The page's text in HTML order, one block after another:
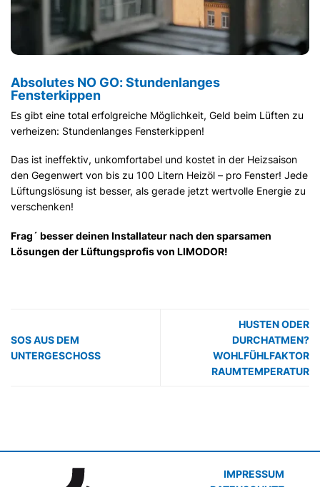
Absolutes NO GO: Stundenlanges
Fensterkippen
Es gibt eine total erfolgreiche Möglichkeit, Geld beim Lüften zu
verheizen: Stundenlanges Fensterkippen!
Das ist ineffektiv, unkomfortabel und kostet in der Heizsaison
den Gegenwert von bis zu 100 Litern Heizöl – pro Fenster! Jede
Lüftungslösung ist besser, als gerade jetzt wertvolle Energie zu
verschenken!
Frag´ besser deinen Installateur nach den sparsamen
Lösungen der Lüftungsprofis von LIMODOR!
SOS AUS DEM
UNTERGESCHOSS
HUSTEN ODER
DURCHATMEN?
WOHLFÜHLFAKTOR
RAUMTEMPERATUR
IMPRESSUM